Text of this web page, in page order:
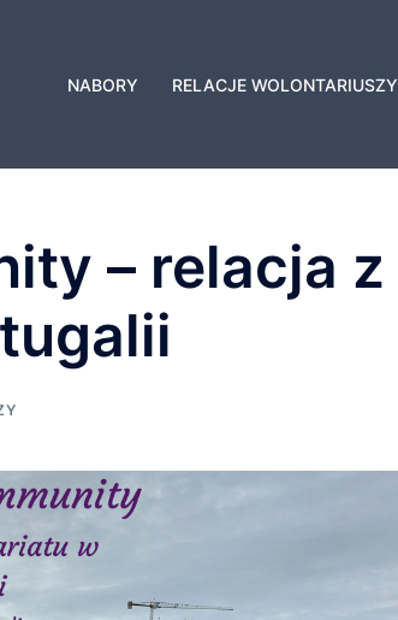
NABORY RELACJE WOLONTARIUSZY
– relacja z